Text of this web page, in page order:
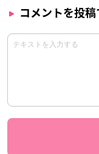
コメントを投稿